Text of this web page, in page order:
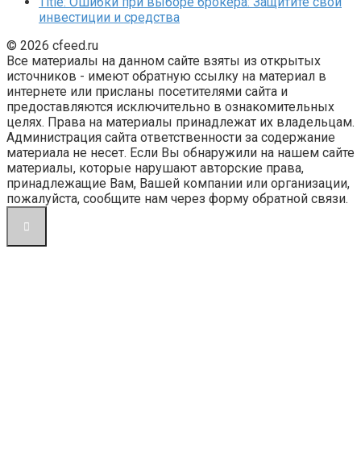
инвестиции и средства
© 2026 cfeed.ru
Все материалы на данном сайте взяты из открытых
источников - имеют обратную ссылку на материал в
интернете или присланы посетителями сайта и
предоставляются исключительно в ознакомительных
целях. Права на материалы принадлежат их владельцам.
Администрация сайта ответственности за содержание
материала не несет. Если Вы обнаружили на нашем сайте
материалы, которые нарушают авторские права,
принадлежащие Вам, Вашей компании или организации,
пожалуйста, сообщите нам через форму обратной связи.